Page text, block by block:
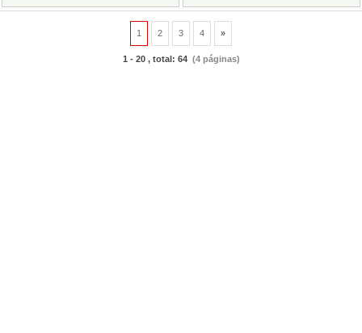
1 2 3 4 »
1 - 20 , total: 64(4 páginas)